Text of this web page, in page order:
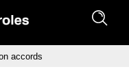
accords